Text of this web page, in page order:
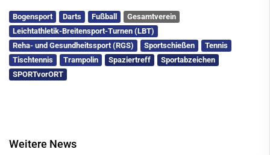
Bogensport Darts Fußball
Gesamtverein
Leichtathletik-Breitensport-Turnen (LBT)
Reha- und Gesundheitssport (RGS)
Sportschießen
Tennis
Tischtennis
Trampolin Spaziertreff
Sportabzeichen
SPORTvorORT
Weitere News